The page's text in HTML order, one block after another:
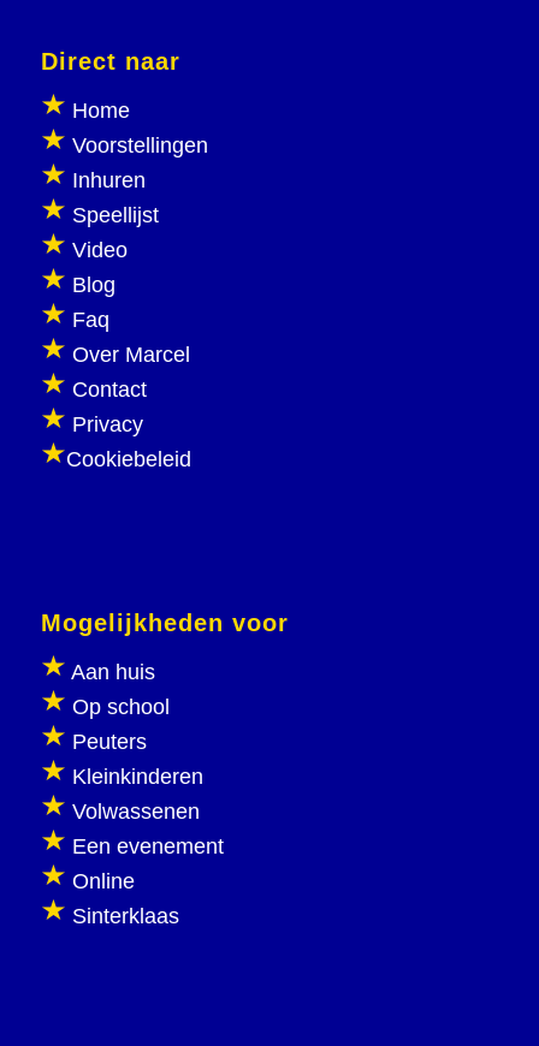
Direct naar
Home
Voorstellingen
Inhuren
Speellijst
Video
Blog
Faq
Over Marcel
Contact
Privacy
Cookiebeleid
Mogelijkheden voor
Aan huis
Op school
Peuters
Kleinkinderen
Volwassenen
Een evenement
Online
Sinterklaas